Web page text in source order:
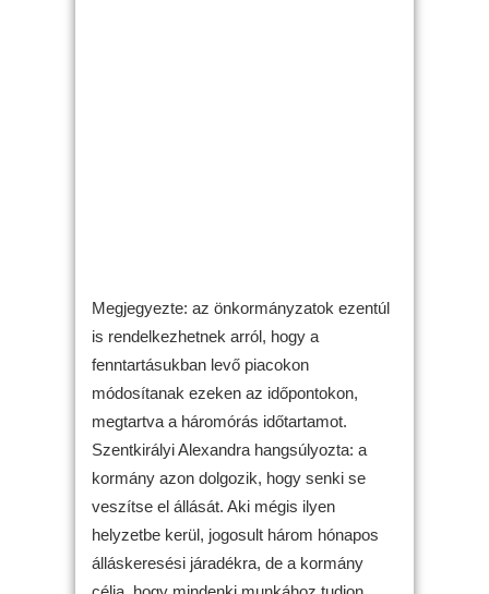
Megjegyezte: az önkormányzatok ezentúl
is rendelkezhetnek arról, hogy a
fenntartásukban levő piacokon
módosítanak ezeken az időpontokon,
megtartva a háromórás időtartamot.
Szentkirályi Alexandra hangsúlyozta: a
kormány azon dolgozik, hogy senki se
veszítse el állását. Aki mégis ilyen
helyzetbe kerül, jogosult három hónapos
álláskeresési járadékra, de a kormány